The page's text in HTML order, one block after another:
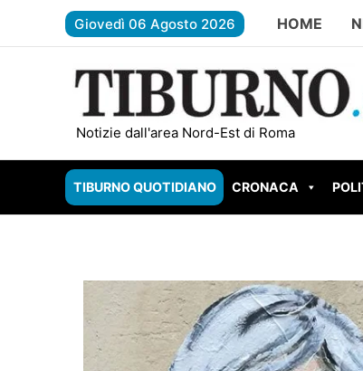
Giovedì 06 Agosto 2026 HOME
Notizie dall'area Nord-Est di Roma
GUIDONIA BRUCIA ANCORA: nuovo
TIBURNO QUOTIDIANO CRONACA